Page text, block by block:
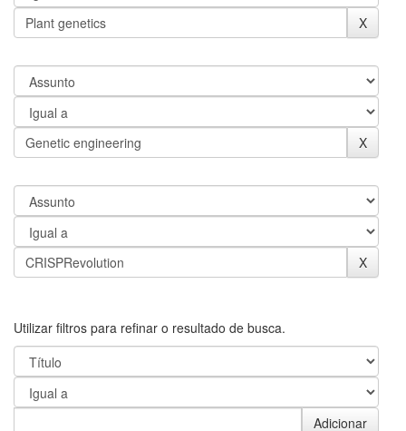
Utilizar filtros para refinar o resultado de busca.